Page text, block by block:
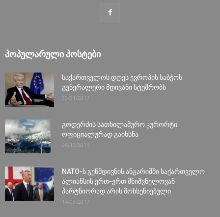
ᲞᲝᲞᲣᲚᲐᲠᲣᲚᲘ ᲞᲝᲡᲢᲔᲑᲘ
საქართველოს დღეს ევროპის საბჭოს
გენერალური მდივანი სტუმრობს
30/01/2017
გოდერძის სათხილამურო კურორტი
ოფიციალურად გაიხსნა
06/12/2015
NATO-ს გენმდივნის ანგარიშში საქართველო
ალიანსის ერთ-ერთ მნიშვნელოვან
პარტნიორად არის მოხსენიებული
14/03/2017